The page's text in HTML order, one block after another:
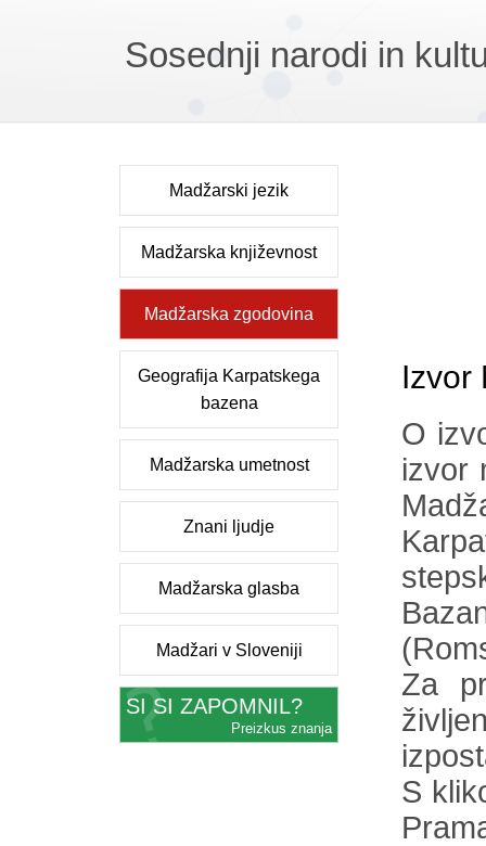
Sosednji narodi in
Madžarski jezik
Madžarska književnost
Madžarska zgodovina
Geografija Karpatskega
bazena
Madžarska umetnost
Znani ljudje
Madžarska glasba
Madžari v Sloveniji
SI SI ZAPOMNIL?
Preizkus znanja
Izvor
O
izvor
Za
S